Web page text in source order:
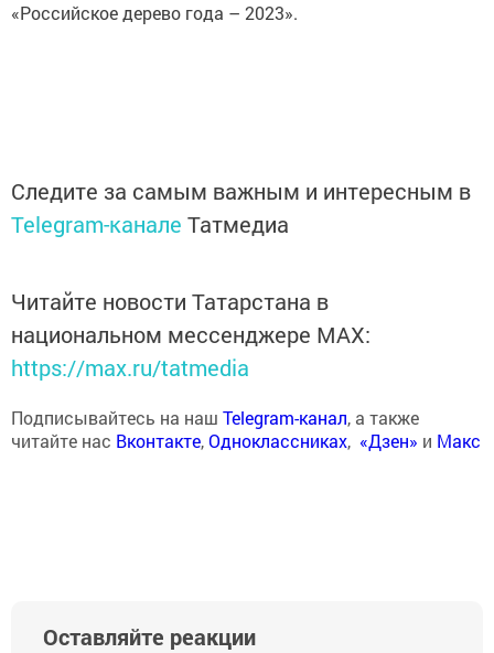
«Российское дерево года – 2023».
Следите за самым важным и интересным в
Telegram-канале Татмедиа
Читайте новости Татарстана в
национальном мессенджере MАХ:
https://max.ru/tatmedia
Подписывайтесь на наш Telegram-канал, а также
читайте нас Вконтакте,Одноклассниках, «Дзен» и Макс
Оставляйте реакции